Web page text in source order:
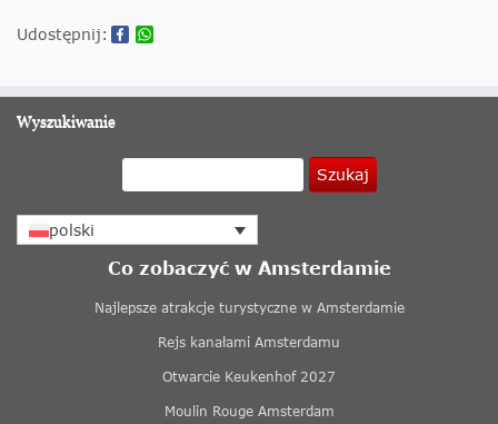
Udostępnij:
Wyszukiwanie
Szukaj
polski
Co zobaczyć w Amsterdamie
Najlepsze atrakcje turystyczne w Amsterdamie
Rejs kanałami Amsterdamu
Otwarcie Keukenhof 2027
Moulin Rouge Amsterdam